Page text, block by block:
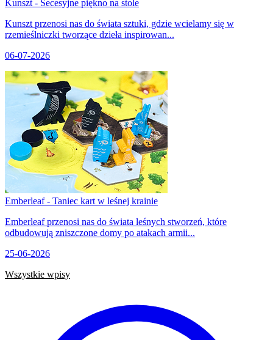
Kunszt - Secesyjne piękno na stole
Kunszt przenosi nas do świata sztuki, gdzie wcielamy się w
rzemieślniczki tworzące dzieła inspirowan...
06-07-2026
Emberleaf - Taniec kart w leśnej krainie
Emberleaf przenosi nas do świata leśnych stworzeń, które
odbudowują zniszczone domy po atakach armii...
25-06-2026
Wszystkie wpisy